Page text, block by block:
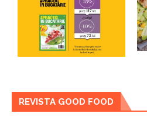
REVISTA GOOD FOOD